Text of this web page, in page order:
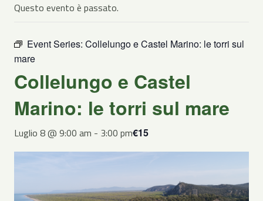
Questo evento è passato.
Event Series: Collelungo e Castel Marino: le torri sul
mare
Collelungo e Castel
Marino: le torri sul mare
Luglio 8 @ 9:00 am - 3:00 pm€15